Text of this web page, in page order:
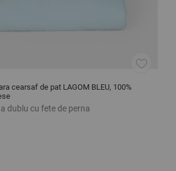
cearsaf de pat LAGOM BLEU, 100%
dublu cu fete de perna